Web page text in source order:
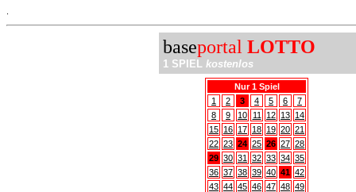
baseportal LOTTO
1 SPIEL kostenlos
Nur 1 Spiel
1
2 3 4 5 6
7
8
9 10 11 12 13 14
15 16 17 18 19 20 21
22 23 24 25 26 27 28
29 30 31 32 33 34 35
36 37 38 39 40 41 42
43 44 45 46 47 48 49